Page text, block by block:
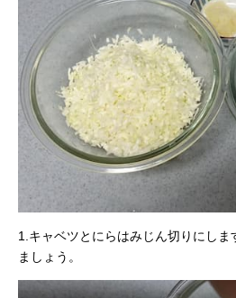
1.キャベツとにらはみじん切りにしま
ましょう。